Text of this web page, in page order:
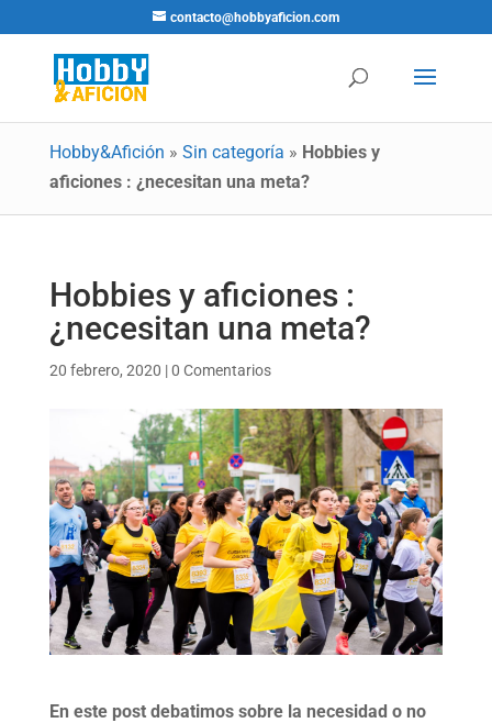
contacto@hobbyaficion.com
Hobby&Afición » Sin categoría » Hobbies y
aficiones : ¿necesitan una meta?
Hobbies y aficiones :
¿necesitan una meta?
20 febrero, 2020 |0 Comentarios
En este post debatimos sobre la necesidad o no